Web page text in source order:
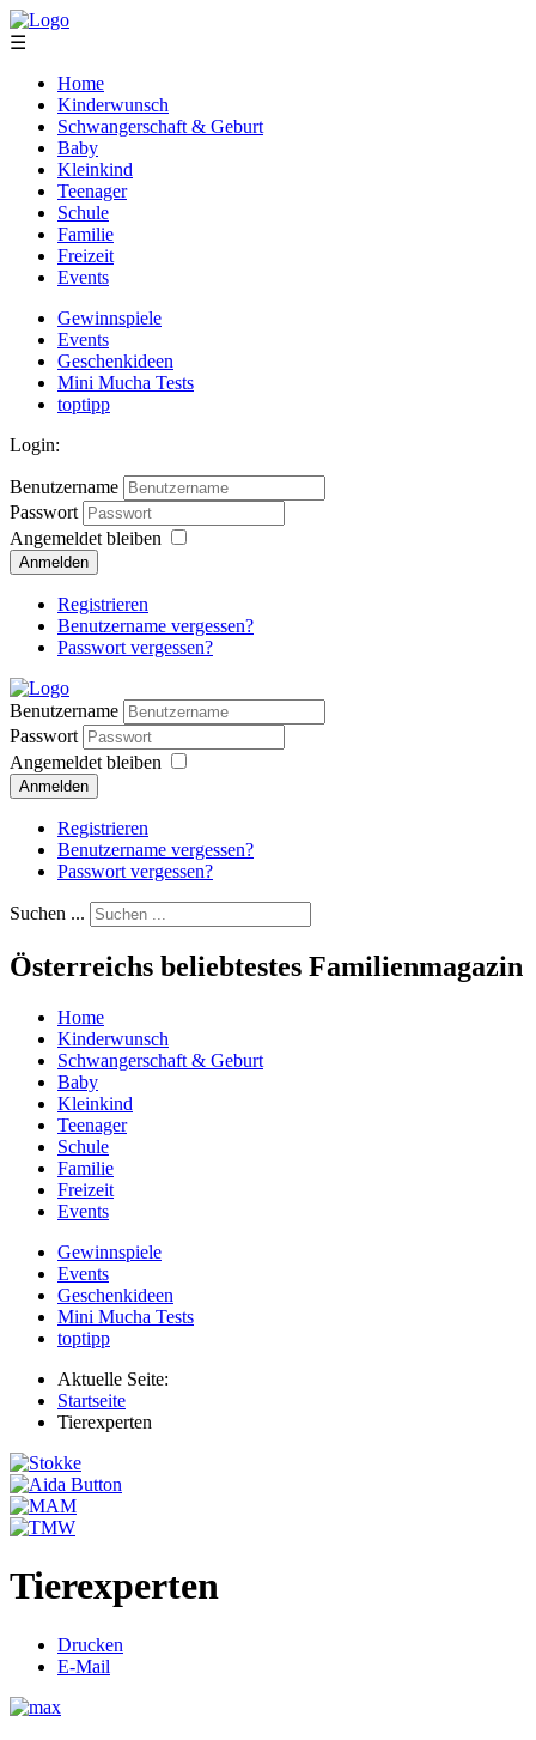
☰
Home
Kinderwunsch
Schwangerschaft & Geburt
Baby
Kleinkind
Teenager
Schule
Familie
Freizeit
Events
Gewinnspiele
Events
Geschenkideen
Mini Mucha Tests
toptipp
Login:
Benutzername
Passwort
Angemeldet bleiben
Anmelden
Registrieren
Benutzername vergessen?
Passwort vergessen?
Benutzername
Passwort
Angemeldet bleiben
Anmelden
Registrieren
Benutzername vergessen?
Passwort vergessen?
Suchen ...
Österreichs beliebtestes Familienmagazin
Home
Kinderwunsch
Schwangerschaft & Geburt
Baby
Kleinkind
Teenager
Schule
Familie
Freizeit
Events
Gewinnspiele
Events
Geschenkideen
Mini Mucha Tests
toptipp
Aktuelle Seite:
Startseite
Tierexperten
Tierexperten
Drucken
E-Mail